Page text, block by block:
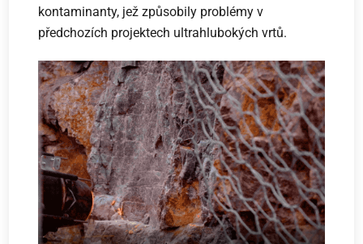
kontaminanty, jež způsobily problémy v
předchozích projektech ultrahlubokých vrtů.